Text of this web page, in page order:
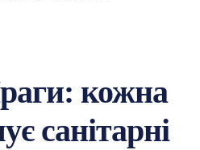
кожна
санітарні